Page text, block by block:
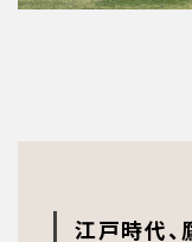
江戸時代、